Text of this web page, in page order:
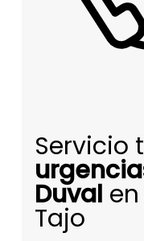
Servicio
Duval
Tajo